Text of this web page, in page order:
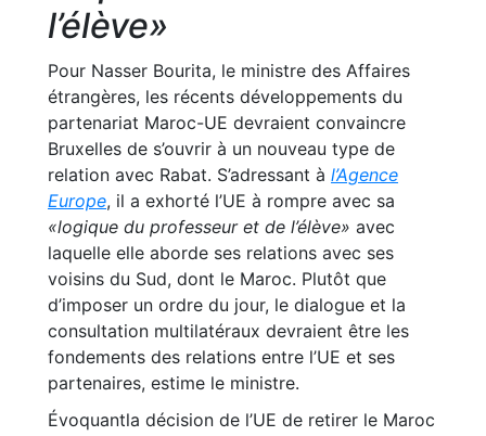
l’élève»
Pour Nasser Bourita, le ministre des Affaires
étrangères, les récents développements du
partenariat Maroc-UE devraient convaincre
Bruxelles de s’ouvrir à un nouveau type de
relation avec Rabat. S’adressant à l’Agence
Europe, il a exhorté l’UE à rompre avec sa
«logique du professeur et de l’élève» avec
laquelle elle aborde ses relations avec ses
voisins du Sud, dont le Maroc. Plutôt que
d’imposer un ordre du jour, le dialogue et la
consultation multilatéraux devraient être les
fondements des relations entre l’UE et ses
partenaires, estime le ministre.
Évoquantla décision de l’UE de retirer le Maroc